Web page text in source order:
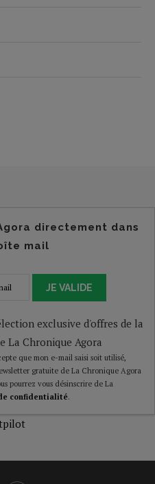
directement dans
mail
JE VALIDE
exclusive d'offres de la
La Chronique Agora
que mon e-mail saisi soit utilisé,
gratuite de La Chronique Agora
pourrez vous désinscrire de La
confidentialité.